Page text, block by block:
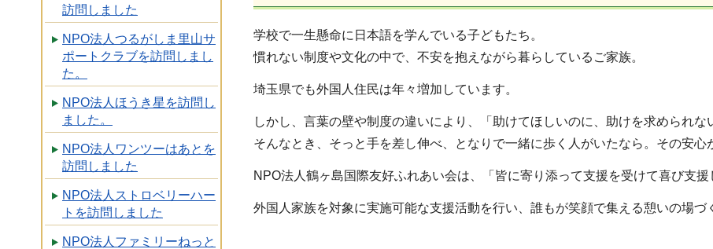
訪問しました
NPO法人つるがしま里山サ
ポートクラブを訪問しまし
た。
NPO法人ほうき星を訪問し
ました。
NPO法人ワンツーはあとを
訪問しました
NPO法人ストロベリーハー
トを訪問しました
NPO法人ファミリーねっと
学校で一生懸命に日本語を学んでいる子どもたち。
慣れない制度や文化の中で、不安を抱えながら暮らしているご家族。
埼玉県でも外国人住民は年々増加しています。
しかし、言葉の壁や制度の違いにより、「助けてほしいのに、助けを求められな
そんなとき、そっと手を差し伸べ、となりで一緒に歩く人がいたなら。その安心
NPO法人鶴ヶ島国際友好ふれあい会は、「皆に寄り添って支援を受けて喜び支援
外国人家族を対象に実施可能な支援活動を行い、誰もが笑顔で集える憩いの場づ